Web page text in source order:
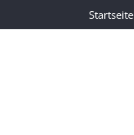
Startseite